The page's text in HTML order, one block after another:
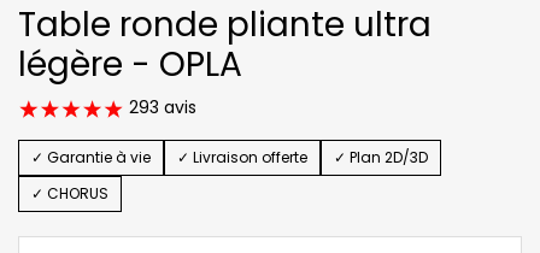
Table ronde pliante ultra
légère - OPLA
293 avis
✓ Garantie à vie ✓ Livraison offerte
✓ Plan 2D/3D
✓ CHORUS